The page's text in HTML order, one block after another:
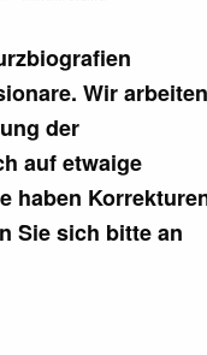
Wir arbeiten
der
auf etwaige
haben
Sie sich bitte an